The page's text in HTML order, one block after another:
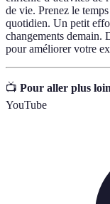
de vie. Prenez le
quotidien. Un petit
changements demain.
pour améliorer votre
📺 Pour aller plus
YouTube